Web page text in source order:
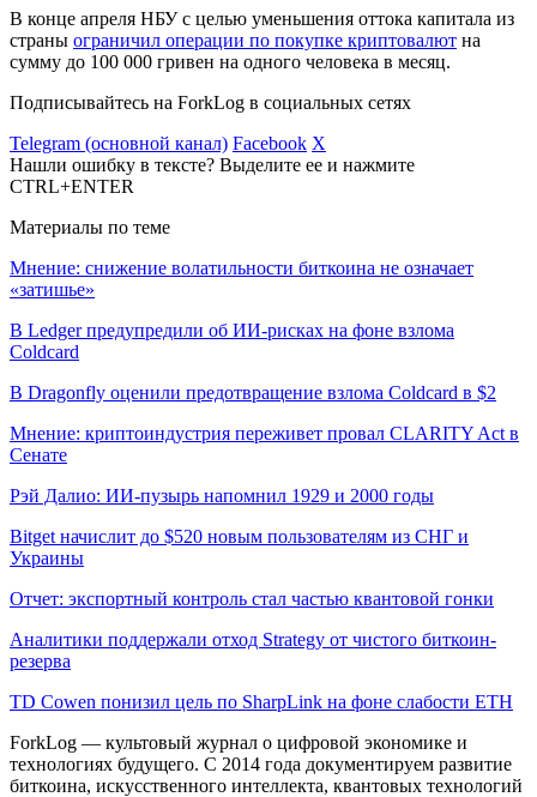
В конце апреля НБУ с целью уменьшения оттока капитала из
страны ограничил операции по покупке криптовалют на
сумму до 100 000 гривен на одного человека в месяц.
Подписывайтесь на ForkLog в социальных сетях
Telegram (основной канал) Facebook X
Нашли ошибку в тексте? Выделите ее и нажмите
CTRL+ENTER
Материалы по теме
Мнение: снижение волатильности биткоина не означает
«затишье»
В Ledger предупредили об ИИ-рисках на фоне взлома
Coldcard
В Dragonfly оценили предотвращение взлома Coldcard в $2
Мнение: криптоиндустрия переживет провал CLARITY Act в
Сенате
Рэй Далио: ИИ-пузырь напомнил 1929 и 2000 годы
Bitget начислит до $520 новым пользователям из СНГ и
Украины
Отчет: экспортный контроль стал частью квантовой гонки
Аналитики поддержали отход Strategy от чистого биткоин-
резерва
TD Cowen понизил цель по SharpLink на фоне слабости ETH
ForkLog — культовый журнал о цифровой экономике и
технологиях будущего. С 2014 года документируем развитие
биткоина, искусственного интеллекта, квантовых технологий